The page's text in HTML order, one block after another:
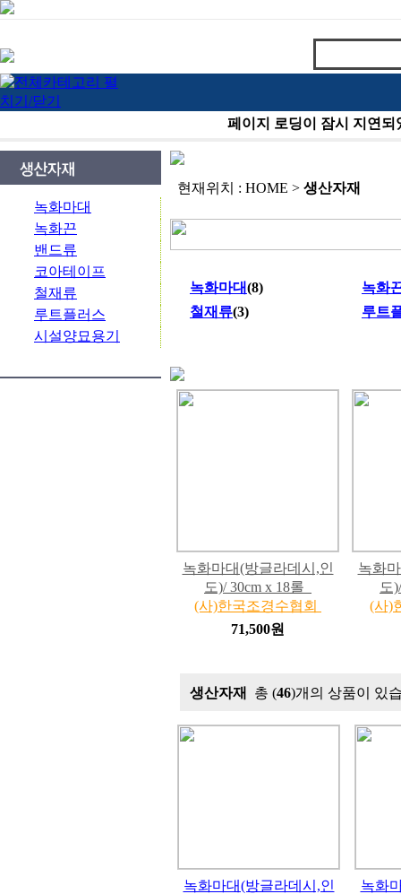
녹화마대
녹화끈
밴드류
코아테이프
철재류
루트플러스
시설양묘용기
현재위치 : HOME > 생산자재
녹화마대(8)
녹화
철재류(3) 루트
녹화마대(방글라데시,인
도)/ 30cm x 18롤
(사)한국조경수협회
71,500원
녹화
도
(사)
생산자재 총 (46)개의 상품이 있
녹화마대(방글라데시,인
녹화